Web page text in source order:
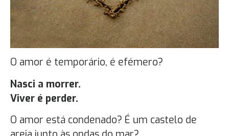
O amor é temporário, é efémero?
Nasci a morrer.
Viver é perder.
O amor está condenado? É um castelo de